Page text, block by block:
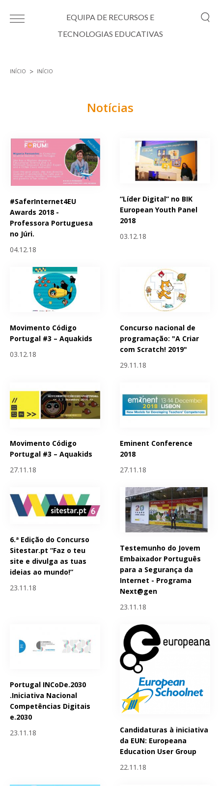
EQUIPA DE RECURSOS E
TECNOLOGIAS EDUCATIVAS
INÍCIO INÍCIO
Notícias
#SaferInternet4EU
Awards 2018 -
Professora Portuguesa
no Júri.
04.12.18
“Líder Digital” no BIK
European Youth Panel
2018
03.12.18
Movimento Código
Portugal #3 – Aquakids
03.12.18
Concurso nacional de
programação: "A Criar
com Scratch! 2019"
29.11.18
Movimento Código
Portugal #3 – Aquakids
27.11.18
Eminent Conference
2018
27.11.18
6.ª Edição do Concurso
Sitestar.pt “Faz o teu
site e divulga as tuas
ideias ao mundo!”
23.11.18
Testemunho do Jovem
Embaixador Português
para a Segurança da
Internet - Programa
Next@gen
23.11.18
Portugal INCoDe.2030
.Iniciativa Nacional
Competências Digitais
e.2030
23.11.18
Candidaturas à iniciativa
da EUN: Europeana
Education User Group
22.11.18
Páginas